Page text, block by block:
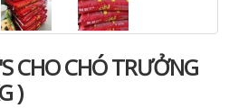
CHO CHÓ TRƯỞNG
)